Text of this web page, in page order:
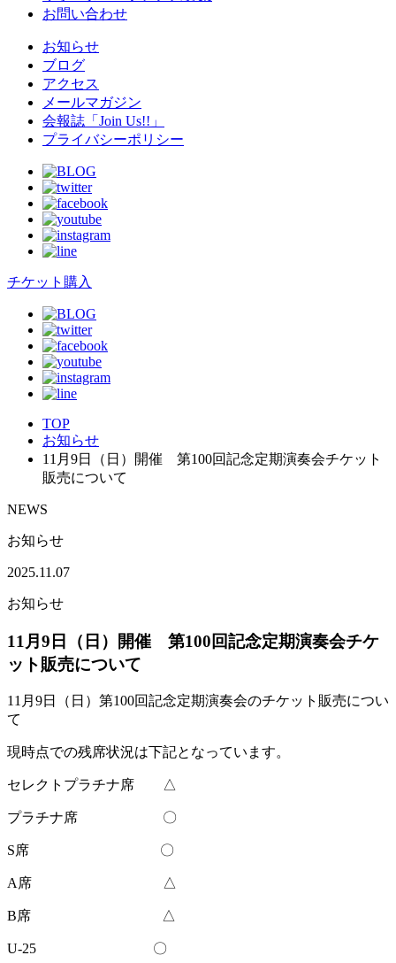
お問い合わせ
お知らせ
ブログ
アクセス
メールマガジン
会報誌「Join Us!!」
プライバシーポリシー
チケット購入
TOP
お知らせ
11月9日（日）開催 第100回記念定期演奏会チケット
販売について
NEWS
お知らせ
2025.11.07
お知らせ
11月9日（日）開催 第100回記念定期演奏会チケ
ット販売について
11月9日（日）第100回記念定期演奏会のチケット販売につい
て
現時点での残席状況は下記となっています。
セレクトプラチナ席 △
プラチナ席 〇
S席 〇
A席 △
B席 △
U-25 〇